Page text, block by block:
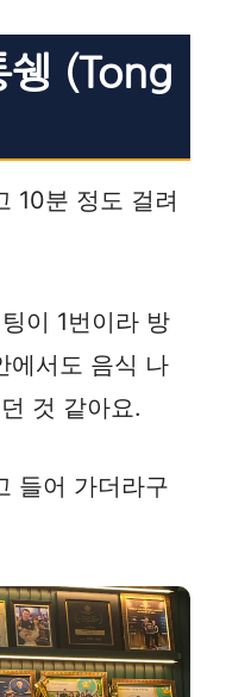
쉥 (Tong
10분 정도 걸려
이 1번이라 방
에서도 음식 나
것 같아요.
들어 가더라구